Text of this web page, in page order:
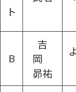
ト
B
吉
岡
昴祐